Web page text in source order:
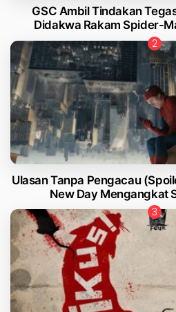
GSC Ambil Tindakan
Didakwa Rakam Spider-
Ulasan Tanpa Pengacau
New Day Mengangkat